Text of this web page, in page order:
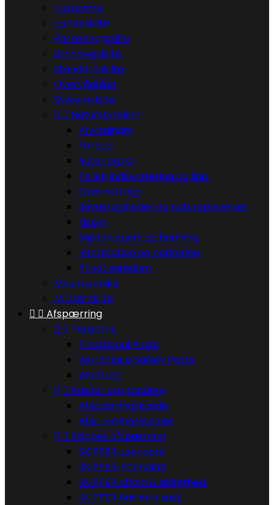
Husnumre
Hundeskilte
Parkeringsskilte
Brandvejskilte
Standardskilte
Overvågning
Systemskilte
  Naturstyrelsen
Anvisninger
Forbud
Ruter og tal
Toilet, indkvartering og lign.
Overnatning
Seværdigheder og naturoplevelser
Fiskeri
Sejlads, sport og badning
Information og parkering
Privat ejendom
Mountainbike
Militærskilte
  Afspærring
  Tensator
Traditional Posts
Workplace Safety Posts
Wall Unit
  Kæder og standere
Afspærringskæde
Afspærringsstolper
  Skipper afspærring
SKIPPER udendørs
SKIPPER indendørs
SKIPPER affald & sikkerhed
SKIPPER barriere sæt